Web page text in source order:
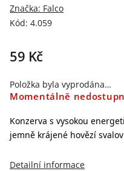
Kód: 4.059
Značka: Falco
59 Kč
Momentálně
Položka byla vyprodána…
Konzerva s vysokou
jemně krájené hovězí
Detailní informace